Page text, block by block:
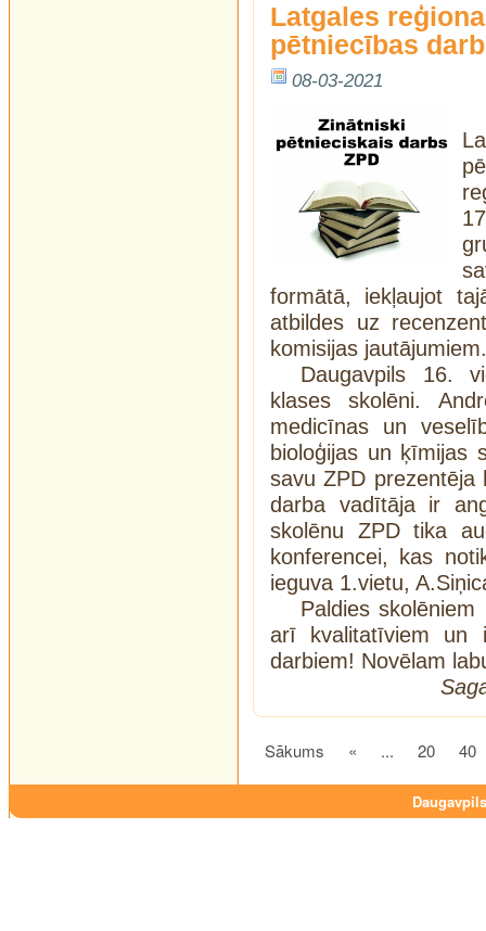
Latgales
pētniecības
08-03-2021
formātā, iekļaujot
atbildes uz
komisijas jautājumiem.
Daugavpils 16.
klases skolēni.
medicīnas un
bioloģijas un ķīmijas
savu ZPD prezentēja
darba vadītāja ir
skolēnu ZPD tika
konferencei, kas
ieguva 1.vietu,
Paldies
arī kvalitatīviem un
darbiem! Novēlam
Sākums « ... 20 40